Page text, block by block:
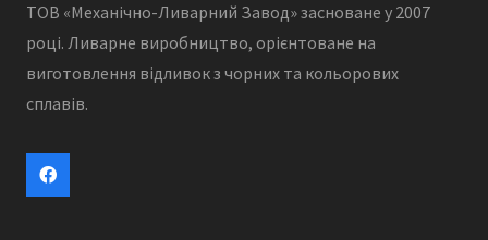
ТОВ «Механічно-Ливарний Завод» засноване у 2007
році. Ливарне виробництво, орієнтоване на
виготовлення відливок з чорних та кольорових
сплавів.